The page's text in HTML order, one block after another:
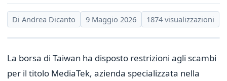
Di Andrea Dicanto 9 Maggio 2026 1874 visualizzazioni
La borsa di Taiwan ha disposto restrizioni agli scambi
per il titolo MediaTek, azienda specializzata nella